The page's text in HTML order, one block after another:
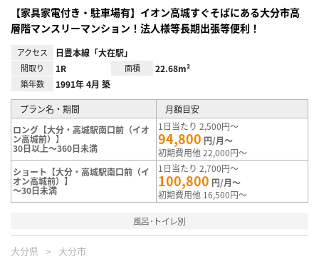
【家具家電付き・駐車場有】イオン高城すぐそばにある大分市高
層階マンスリーマンション！法人様等長期出張等便利！
アクセス 日豊本線「大在駅」
間取り 1R 面積 22.68m²
築年数 1991年 4月 築
プラン名・期間
月額目安
ロング【大分・高城駅南口前（イオ
ン高城前）】
30日以上～360日未満
1日当たり 2,500円～
94,800 円/月～
初期費用他 22,000円～
ショート【大分・高城駅南口前（イ
オン高城前）】
～30日未満
1日当たり 2,700円～
100,800 円/月～
初期費用他 16,500円～
風呂･トイレ別
大分県 大分市